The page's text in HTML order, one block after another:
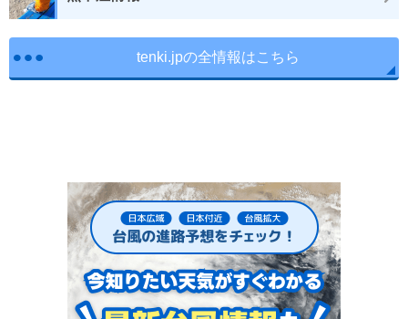
tenki.jpの全情報はこちら